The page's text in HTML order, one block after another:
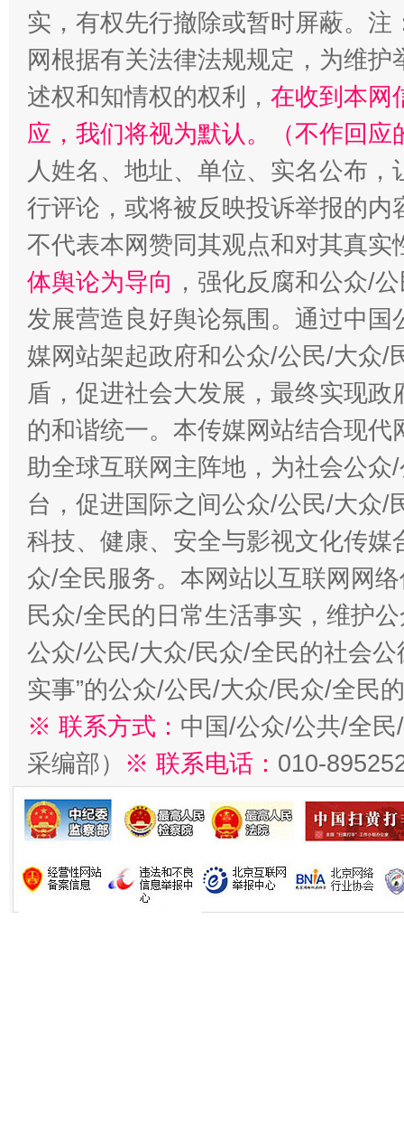
实，有权先行撤除或暂时屏蔽。
网根据有关法律法规规定，为维
述权和知情权的权利， 在收到本网
应，我们将视为默认。（不作回应
人姓名、地址、单位、实名公布
行评论，或将被反映投诉举报的
不代表本网赞同其观点和对其真实
体舆论为导向 ，强化反腐和公众/
发展营造良好舆论氛围。通过中
媒网站架起政府和公众/公民/大众/
盾，促进社会大发展，最终实现
的和谐统一。本传媒网站结合现
助全球互联网主阵地，为社会公
台，促进国际之间公众/公民/大众/
科技、健康、安全与影视文化传
众/全民服务。本网站以互联网网
民众/全民的日常生活事实，维护
公众/公民/大众/民众/全民的社会公
实事”的公众/公民/大众/民众/全民
※ 联系方式： 中国/公众/公共/全
采编部） ※ 联系电话： 010-